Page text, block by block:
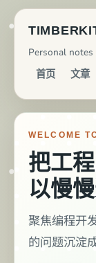
Personal
首页 文章
WELCOME
把工
以慢
聚焦编程开
的问题沉淀